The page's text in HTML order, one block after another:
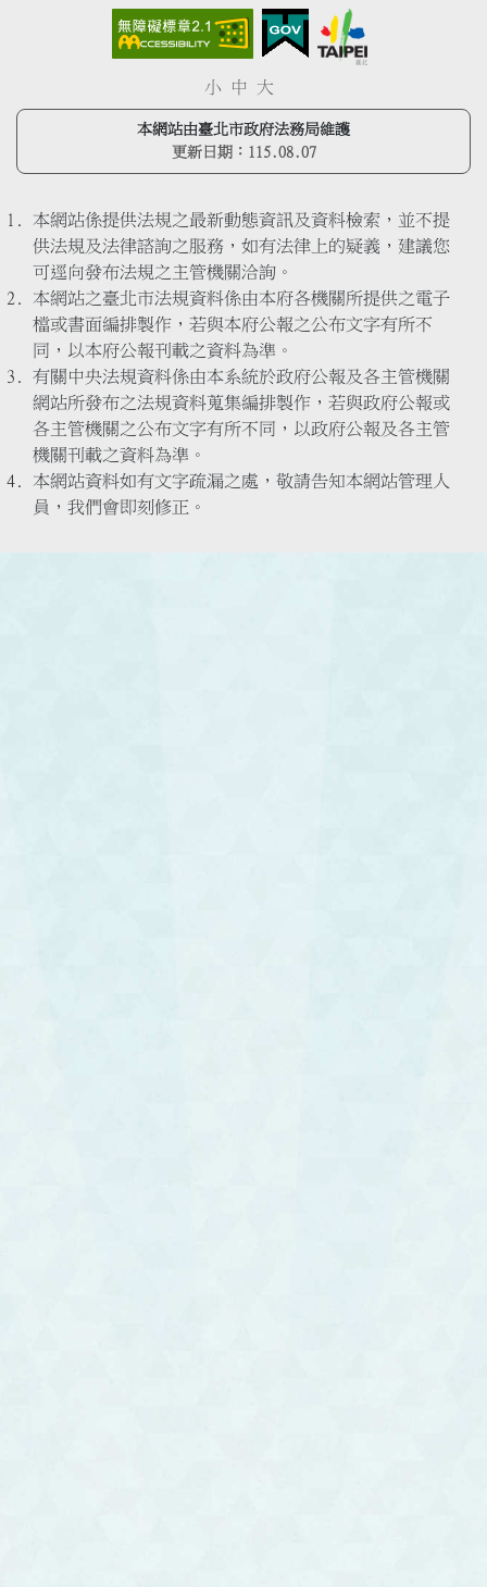
小 中 大
本網站由臺北市政府法務局維護
更新日期： 115.08.07
本網站係提供法規之最新動態資訊及資料檢索，並不提
供法規及法律諮詢之服務，如有法律上的疑義，建議您
可逕向發布法規之主管機關洽詢。
本網站之臺北市法規資料係由本府各機關所提供之電子
檔或書面編排製作，若與本府公報之公布文字有所不
同，以本府公報刊載之資料為準。
有關中央法規資料係由本系統於政府公報及各主管機關
網站所發布之法規資料蒐集編排製作，若與政府公報或
各主管機關之公布文字有所不同，以政府公報及各主管
機關刊載之資料為準。
本網站資料如有文字疏漏之處，敬請告知本網站管理人
員，我們會即刻修正。